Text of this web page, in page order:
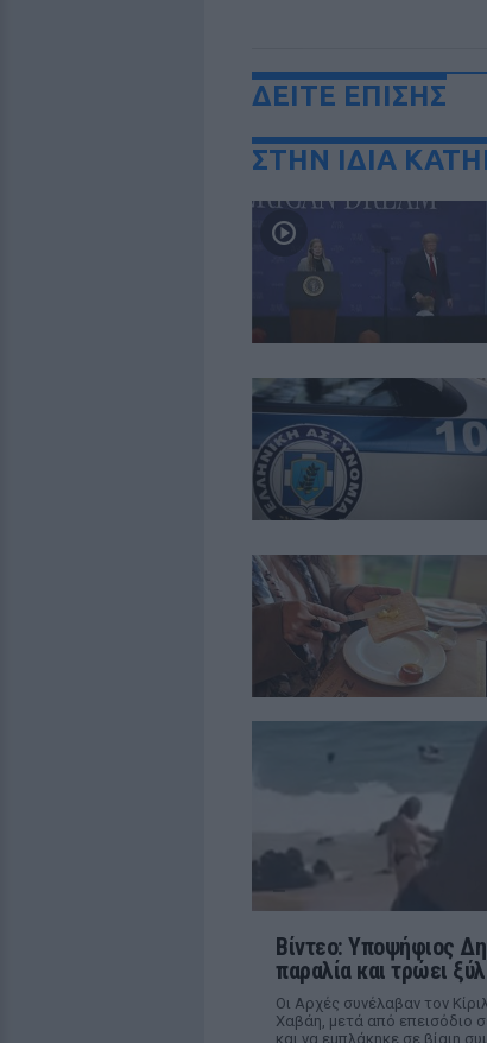
ΔΕΙΤΕ ΕΠΙΣΗΣ
ΣΤΗΝ ΙΔΙΑ
Βίντεο: Υποψήφιος
παραλία και τρώει
Οι Αρχές συνέλαβαν τον
Χαβάη, μετά από επεισόδιο
και να εμπλάκηκε σε βίαιη